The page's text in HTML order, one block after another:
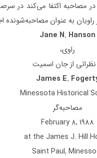
مصاحبه اکتفا می‌کند در
به عنوان مصاحبه‌شونده
Jane N. Hanson
راوی،
نظراتی از جان اسمیت
James E.
Minessota Historical
مصاحبه‌گر
February 8, 1988
at the James J. Hill
Saint Paul,